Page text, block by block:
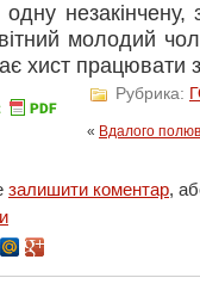
одну
молодий
хист працювати
Рубрика:
« Вдалого
залишити коментар,